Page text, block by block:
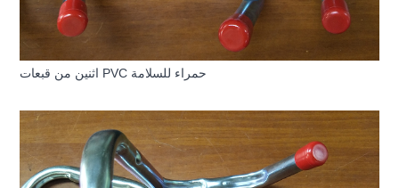
اثنين من قبعات PVC حمراء للسلامة